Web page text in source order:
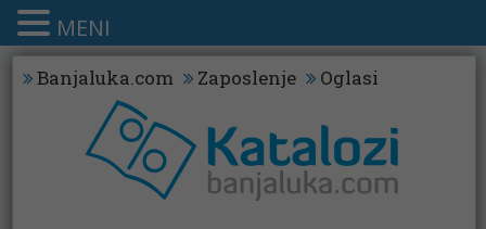
Banjaluka.com Zaposlenje Oglasi
MENI